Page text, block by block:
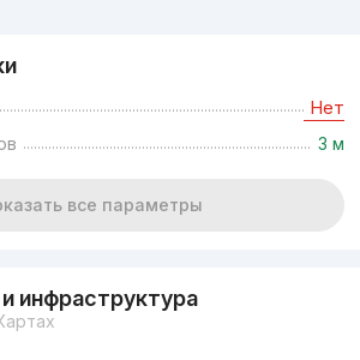
Нет
3 м
все параметры
инфраструктура